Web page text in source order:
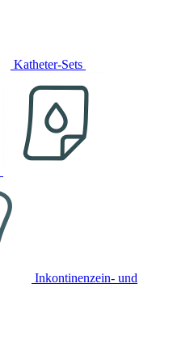
Katheter-Sets
Inkontinenzein- und